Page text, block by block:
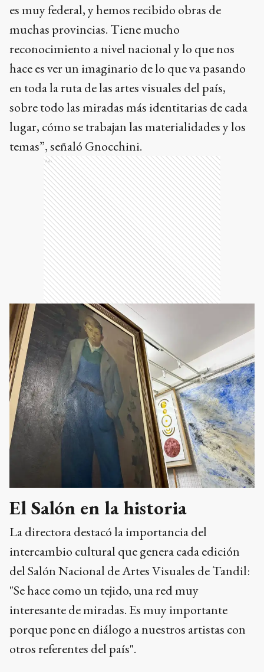
es muy federal, y hemos recibido obras de
muchas provincias. Tiene mucho
reconocimiento a nivel nacional y lo que nos
hace es ver un imaginario de lo que va pasando
en toda la ruta de las artes visuales del país,
sobre todo las miradas más identitarias de cada
lugar, cómo se trabajan las materialidades y los
temas”, señaló Gnocchini.
Ads
El Salón en la historia
La directora destacó la importancia del
intercambio cultural que genera cada edición
del Salón Nacional de Artes Visuales de Tandil:
"Se hace como un tejido, una red muy
interesante de miradas. Es muy importante
porque pone en diálogo a nuestros artistas con
otros referentes del país".